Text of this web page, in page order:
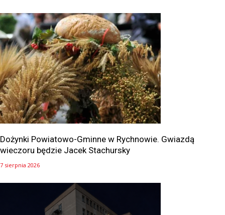
Dożynki Powiatowo-Gminne w Rychnowie. Gwiazdą
wieczoru będzie Jacek Stachursky
7 sierpnia 2026